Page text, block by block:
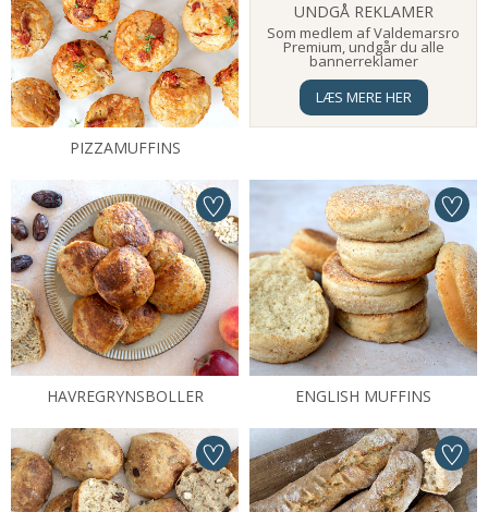
PIZZAMUFFINS
UNDGÅ REKLAMER
Som medlem af Valdemarsro
Premium, undgår du alle
bannerreklamer
LÆS MERE HER
HAVREGRYNSBOLLER ENGLISH MUFFINS